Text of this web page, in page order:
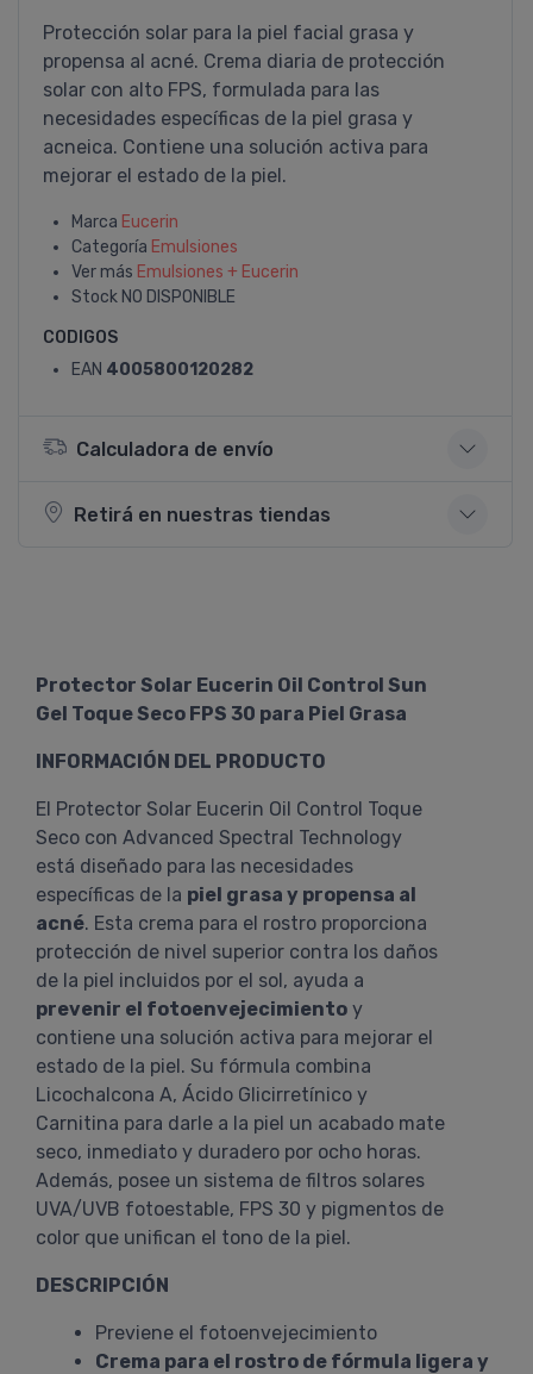
Protección solar para la piel facial grasa y
propensa al acné. Crema diaria de protección
solar con alto FPS, formulada para las
necesidades especí­ficas de la piel grasa y
acneica. Contiene una solución activa para
mejorar el estado de la piel.
Marca Eucerin
Categoría Emulsiones
Ver más Emulsiones + Eucerin
Stock NO DISPONIBLE
CODIGOS
EAN 4005800120282
Calculadora de envío
Retirá en nuestras tiendas
Protector Solar Eucerin Oil Control Sun
Gel Toque Seco FPS 30 para Piel Grasa
INFORMACIÓN DEL PRODUCTO
El Protector Solar Eucerin Oil Control Toque
Seco con Advanced Spectral Technology
está diseñado para las necesidades
específicas de la piel grasa y propensa al
acné. Esta crema para el rostro proporciona
protección de nivel superior contra los daños
de la piel incluidos por el sol, ayuda a
prevenir el fotoenvejecimiento y
contiene una solución activa para mejorar el
estado de la piel. Su fórmula combina
Licochalcona A, Ácido Glicirretínico y
Carnitina para darle a la piel un acabado mate
seco, inmediato y duradero por ocho horas.
Además, posee un sistema de filtros solares
UVA/UVB fotoestable, FPS 30 y pigmentos de
color que unifican el tono de la piel.
DESCRIPCIÓN
Previene el fotoenvejecimiento
Crema para el rostro de fórmula ligera y